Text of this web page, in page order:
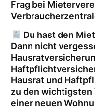
Frag bei
Du hast den
Dann nicht
Hausrat und
zu den wichtigsten
einer neuen